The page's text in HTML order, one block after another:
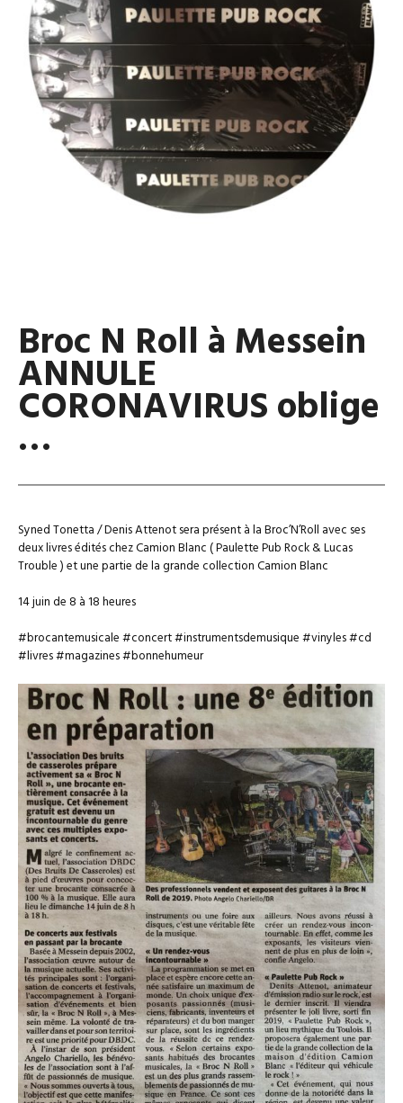
Broc N Roll à Messein
ANNULE
CORONAVIRUS oblige
…
Syned Tonetta / Denis Attenot sera présent à la Broc’N’Roll avec ses
deux livres édités chez Camion Blanc ( Paulette Pub Rock & Lucas
Trouble ) et une partie de la grande collection Camion Blanc
14 juin de 8 à 18 heures
#brocantemusicale #concert #instrumentsdemusique #vinyles #cd
#livres #magazines #bonnehumeur